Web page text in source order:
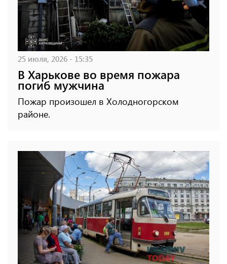
25 июля, 2026 - 15:35
В Харькове во время пожара
погиб мужчина
Пожар произошел в Холодногорском
районе.